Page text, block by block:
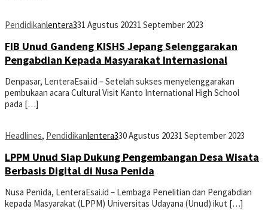
Pendidikanlentera331 Agustus 20231 September 2023
FIB Unud Gandeng KISHS Jepang Selenggarakan
Pengabdian Kepada Masyarakat Internasional
Denpasar, LenteraEsai.id – Setelah sukses menyelenggarakan
pembukaan acara Cultural Visit Kanto International High School
pada […]
Headlines, Pendidikanlentera330 Agustus 20231 September 2023
LPPM Unud Siap Dukung Pengembangan Desa Wisata
Berbasis Digital di Nusa Penida
Nusa Penida, LenteraEsai.id – Lembaga Penelitian dan Pengabdian
kepada Masyarakat (LPPM) Universitas Udayana (Unud) ikut […]